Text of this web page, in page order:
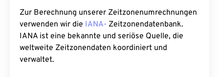
Zur Berechnung unserer Zeitzonenumrechnungen
verwenden wir die IANA- Zeitzonendatenbank.
IANA ist eine bekannte und seriöse Quelle, die
weltweite Zeitzonendaten koordiniert und
verwaltet.